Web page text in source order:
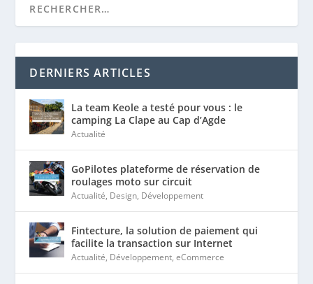
DERNIERS ARTICLES
La team Keole a testé pour vous : le
camping La Clape au Cap d’Agde
Actualité
GoPilotes plateforme de réservation de
roulages moto sur circuit
Actualité, Design, Développement
Fintecture, la solution de paiement qui
facilite la transaction sur Internet
Actualité, Développement,eCommerce